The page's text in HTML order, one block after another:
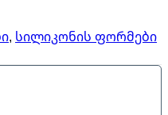
, სილიკონის ფორმები